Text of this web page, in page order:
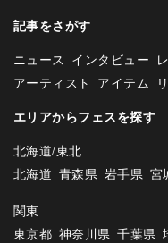
記事をさがす
ニュース インタビュー
アーティスト アイテム
エリアからフェスを探す
北海道/東北
北海道 青森県 岩手県 宮
関東
東京都 神奈川県 千葉県